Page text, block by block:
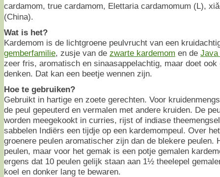
cardamom, true cardamom, Elettaria cardamomum (L),
(China).
Wat is het?
Kardemom is de lichtgroene peulvrucht van een
gemberfamilie, zusje van de zwarte kardemom en de Java
zeer fris, aromatisch en sinaasappelachtig, maar doet ook
denken. Dat kan een beetje wennen zijn.
Hoe te gebruiken?
Gebruikt in hartige en zoete gerechten. Voor
de peul gepeuterd en vermalen met andere kruiden. De
worden meegekookt in curries, rijst of indiase
sabbelen Indiërs een tijdje op een kardemompeul. Over
groenere peulen aromatischer zijn dan de blekere peulen.
peulen, maar voor het gemak is een potje gemalen
ergens dat 10 peulen gelijk staan aan 1½ theelepel
koel en donker lang te bewaren.